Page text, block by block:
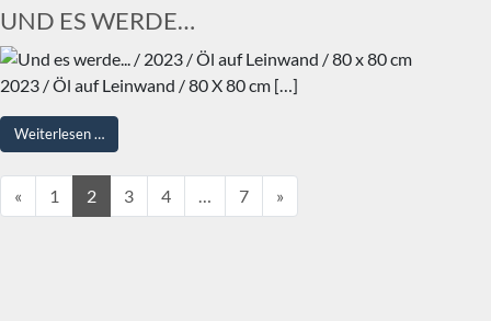
UND ES WERDE…
2023 / Öl auf Leinwand / 80 X 80 cm […]
Weiterlesen …
Beitragsnavigation
« 1 2 3 4 … 7 »